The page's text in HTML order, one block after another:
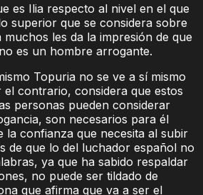
es Ilia respecto al nivel en el que
superior que se considera sobre
muchos les da la impresión de que
es un hombre arrogante.
Topuria no se ve a sí mismo
el contrario, considera que estos
personas pueden considerar
son necesarios para él
la confianza que necesita al subir
de que lo del luchador español no
ya que ha sabido respaldar
no puede ser tildado de
que afirma que va a ser el